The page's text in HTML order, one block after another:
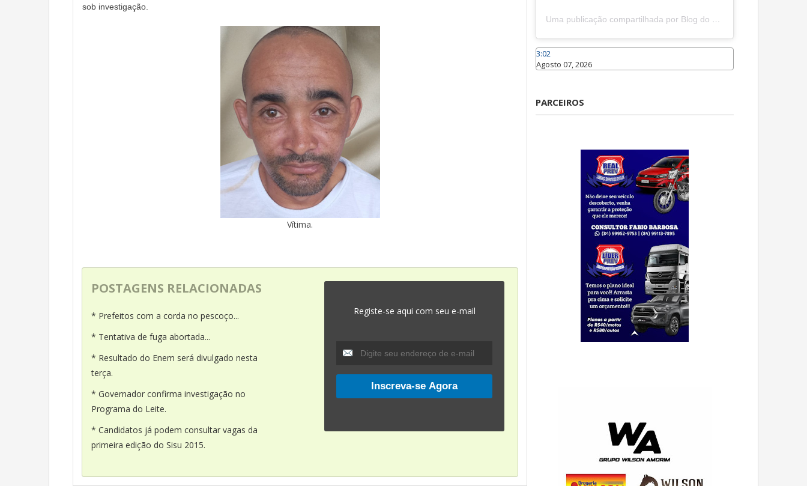
sob investigação.
Vítima.
POSTAGENS RELACIONADAS
* Prefeitos com a corda no pescoço...
* Tentativa de fuga abortada...
* Resultado do Enem será divulgado nesta
terça.
* Governador confirma investigação no
Programa do Leite.
* Candidatos já podem consultar vagas da
primeira edição do Sisu 2015.
Registe-se aqui com seu e-mail
Uma publicação compartilhada por Blog do João Marcolino (@joaomarcolinoneto)
3:02
Agosto 07, 2026
PARCEIROS